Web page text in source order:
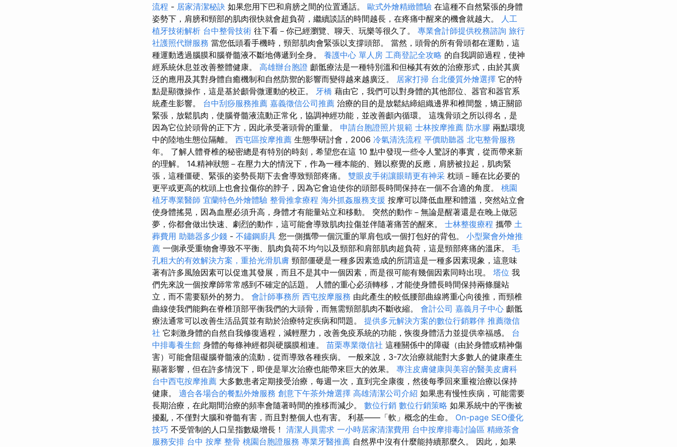
流程 - 居家清潔秘訣 如果您用下巴和肩膀之間的位置通話。 歐式外燴精緻體驗 在這種不自然緊張的身體
姿勢下，肩膀和頸部的肌肉很快就會超負荷，繼續談話的時間越長，在疼痛中醒來的機會就越大。
人工
植牙技術解析 台中整骨技術 往下看－你已經瀏覽、聊天、玩樂等很久了。 專業會計師提供稅務諮詢 旅行
社護照代辦服務 當您低頭看手機時，頸部肌肉會緊張以支撐頭部。 當然，頭骨的所有骨頭都在運動，這
種運動透過腦膜和腦脊髓液不斷地傳遞到全身。 養護中心 單人房 工商登記全攻略 的自我調節過程，使神
經系統休息並改善整體健康。 高雄辦台胞證 顱骶療法是一種特別溫和但極其有效的治療形式，由於其廣
泛的應用及其對身體自癒機制和自然防禦的影響而變得越來越廣泛。 居家打掃 台北優質外燴選擇 它的特
點是顯微操作，這是基於顱骨微運動的校正。 牙橋 藉由它，我們可以對身體的其他部位、器官和器官系
統產生影響。 台中刮痧服務推薦 嘉義徵信公司推薦 治療的目的是放鬆結締組織邊界和椎間盤，矯正關節
緊張，放鬆肌肉，使腦脊髓液流動正常化，協調神經功能，並改善顱內循環。 這塊骨頭之所以得名，是
因為它位於頭骨的正下方，因此承受著頭骨的重量。 申請台胞證照片規範 士林按摩推薦 防水膠 兩點環境
中的陸地生態位隔離。 西屯區按摩推薦 生態學研討會，2006 冷氣清洗流程 平價助聽器 北屯整骨服務
年。 了解人體脊椎的秘密總是有特別的時刻，希望您在這 10 點中發現一些令人驚訝的事實，從而帶來新
的理解。 14.精神狀態－在壓力大的情況下，作為一種本能的、難以察覺的反應，肩膀被拉起，肌肉緊
張，這種僵硬、緊張的姿勢長期下去會導致頸部疼痛。 雙眼皮手術讓眼睛更有神采 枕頭－睡在比必要的
更平或更高的枕頭上也會拉傷你的脖子，因為它會迫使你的頭部長時間保持在一個不合適的角度。 桃園
植牙專業醫師 宜蘭特色外燴體驗 整骨推拿療程 海外抓姦服務支援 按摩可以降低血壓和體溫，突然站立會
使身體搖晃，因為血壓必須升高，身體才有能量站立和移動。 突然的動作－無論是醒著還是在晚上做惡
夢，你都會做出快速、劇烈的動作，這可能會導致肌肉拉傷並伴隨著痛苦的醒來。 士林整復療程 攜帶 土
葬費用 助聽器多少錢 - 不鏽鋼廚具 您一側攜帶一個沉重的單肩包或一個打包好的背包。 小型聚會外燴推
薦 一側承受重物會導致不平衡、肌肉負荷不均勻以及頸部和肩部肌肉超負荷，這是頸部疼痛的溫床。 毛
孔粗大的有效解決方案，重拾光滑肌膚 頸部僵硬是一種多因素造成的所謂這是一種多因素現象，這意味
著有許多風險因素可以促進其發展，而且不是其中一個因素，而是很可能有幾個因素同時出現。 塔位 我
們先來說一個按摩師常常感到不確定的話題。 人體的重心必須轉移，才能使身體長時間保持兩條腿站
立，而不需要額外的努力。 會計師事務所 西屯按摩服務 由此產生的較低腰部曲線將重心向後推，而頸椎
曲線使我們能夠在脊椎頂部平衡我們的大頭骨，而無需頸部肌肉不斷收縮。 會計公司 嘉義月子中心 顱骶
療法通常可以改善生活品質並有助於治療特定疾病和問題。 提供多元解決方案的數位行銷夥伴 推薦徵信
社 它刺激身體的自然自我修復過程，減輕壓力，改善免疫系統的功能，恢復身體活力並提供幸福感。 台
中排毒養生館 身體的每條神經都與硬腦膜相連。 苗栗專業徵信社 這種關係中的障礙（由於身體或精神傷
害）可能會阻礙腦脊髓液的流動，從而導致各種疾病。 一般來說，3-7次治療就能對大多數人的健康產生
顯著影響，但在許多情況下，即使是單次治療也能帶來巨大的效果。 專注皮膚健康與美容的醫美皮膚科
台中西屯按摩推薦 大多數患者定期接受治療，每週一次，直到完全康復，然後每季回來重複治療以保持
健康。 適合各場合的餐點外燴服務 創意下午茶外燴選擇 高雄清潔公司介紹 如果患有慢性疾病，可能需要
長期治療，在此期間治療的頻率會隨著時間的推移而減少。 數位行銷 數位行銷策略 如果系統中的平衡被
擾亂，不僅對大腦和脊髓有害，而且對整個人也有害。 利基——「軟」概念的生命。 On-page SEO優化
技巧 不受管制的人口呈指數級增長！ 清潔人員需求 一小時居家清潔費用 台中按摩排毒討論區 精緻茶會
服務安排 台中 按摩 整骨 桃園台胞證服務 專業牙醫推薦 自然界中沒有什麼能持續那麼久。 因此，如果